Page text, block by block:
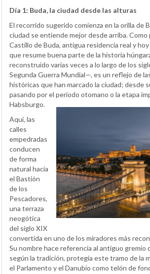
Día 1: Buda, la ciudad desde las alturas
El recorrido sugerido comienza en la orilla de
ciudad se entiende mejor desde arriba. Como
Castillo de Buda, antigua residencia real y
que resume buena parte de la historia
reconstruido varias veces a lo largo de los
Segunda Guerra Mundial—, es un reflejo de
históricas que han marcado la ciudad; desde
pasando por el periodo otomano o la etapa
Habsburgo.
Aquí, las
calles
empedradas
conducen
de forma
natural hacia
el Bastión
de los
Pescadores,
una terraza
neogótica
del siglo XIX
convertida en uno de los miradores más
Su nombre hace referencia al antiguo gremio
según la tradición, protegía este tramo de la
el Parlamento y el Danubio como telón de